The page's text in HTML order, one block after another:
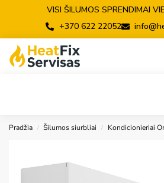
VISI ŠILUMOS SPRENDIMAI
+370 622 22052
Pradžia / Šilumos siurbliai / Kondicionieriai